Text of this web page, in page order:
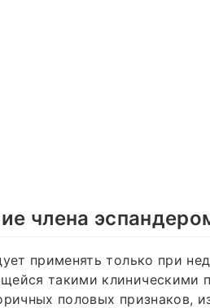
члена
применять только при
такими клиническими
половых признаков,